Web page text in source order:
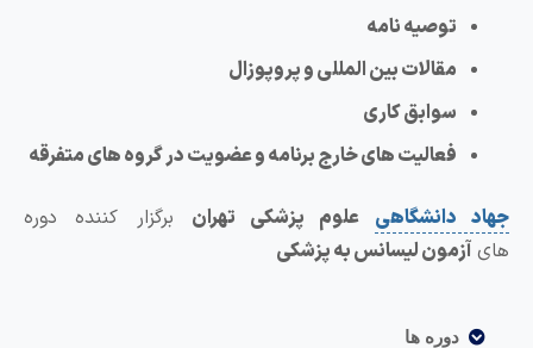
توصیه نامه
مقالات بین المللی و پروپوزال
سوابق کاری
فعالیت های خارج برنامه و عضویت در گروه های متفرقه
جهاد دانشگاهیعلوم پزشکی تهرانبرگزار کننده دوره
هایآزمون لیسانس به پزشکی
دوره ها